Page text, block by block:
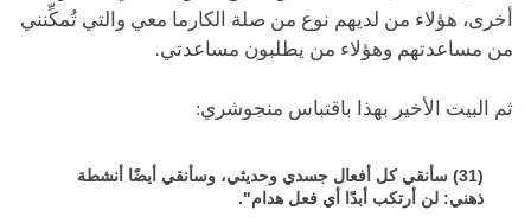
أخرى، هؤلاء من لديهم نوع من صلة الكارما معي والتي تُمكِّنني
من مساعدتهم وهؤلاء من يطلبون مساعدتي.
ثم البيت الأخير بهذا باقتباس منجوشري:
(31) سأنقي كل أفعال جسدي وحديثي، وسأنقي أيضًا أنشطة
ذهني: لن أرتكب أبدًا أي فعل هدام".